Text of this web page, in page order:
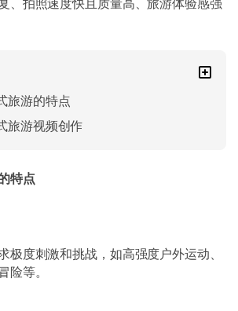
、拍照速度快且质量高、旅游体验感强
旅游的特点
旅游视频创作
特点
极度刺激和挑战，如高强度户外运动、
险等。